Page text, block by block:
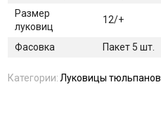
Размер
луковиц
12/+
Фасовка Пакет 5 шт.
Категории:Луковицы тюльпанов